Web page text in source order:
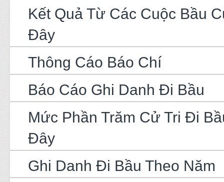
Kết Quả Từ Các Cuộc Bầu
Đây
Thông Cáo Báo Chí
Báo Cáo Ghi Danh Đi Bầu
Mức Phần Trăm Cử Tri Đi
Đây
Ghi Danh Đi Bầu Theo Năm